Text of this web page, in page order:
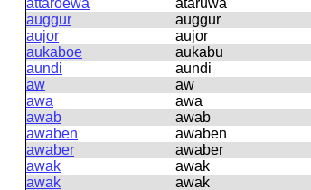
attaroewa
ataruwa
auggur
auɡɡur
aujor
aujor
aukaboe
aukabu
aundi
aundi
aw
aw
awa
awa
awab
awab
awaben
awaben
awaber
awaber
awak
awak
awak
awak